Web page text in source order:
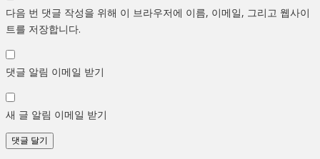
다음 번 댓글 작성을 위해 이 브라우저에 이름, 이메일, 그리고 웹사이
트를 저장합니다.
댓글 알림 이메일 받기
새 글 알림 이메일 받기